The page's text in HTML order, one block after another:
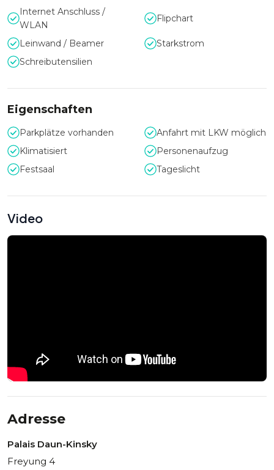
Internet Anschluss /
WLAN
Flipchart
Leinwand / Beamer
Starkstrom
Schreibutensilien
Eigenschaften
Parkplätze vorhanden
Anfahrt mit LKW möglich
Klimatisiert
Personenaufzug
Festsaal
Tageslicht
Video
Adresse
Palais Daun-Kinsky
Freyung 4